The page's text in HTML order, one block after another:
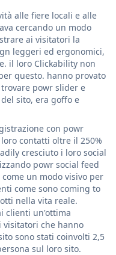
alle fiere locali e alle
cercando un modo
ai visitatori la
leggeri ed ergonomici,
il loro Clickability non
questo. hanno provato
powr slider e
sito, era goffo e
con powr
contatti oltre il 250%
cresciuto i loro social
powr social feed
un modo visivo per
come sono coming to
nella vita reale.
clienti un'ottima
che hanno
sono stati coinvolti 2,5
sul loro sito.